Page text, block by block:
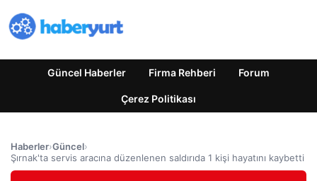
Güncel Haberler Firma Rehberi Forum
Çerez Politikası
Haberler›Güncel›
Şırnak'ta servis aracına düzenlenen saldırıda 1 kişi hayatını kaybetti